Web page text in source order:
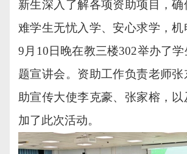
新生深入了解各项资助项目，确
难学生无忧入学、安心求学，
9月10日晚在教三楼302举办了
题宣讲会。资助工作负责老师
助宣传大使李克豪、张家榕，
加了此次活动。